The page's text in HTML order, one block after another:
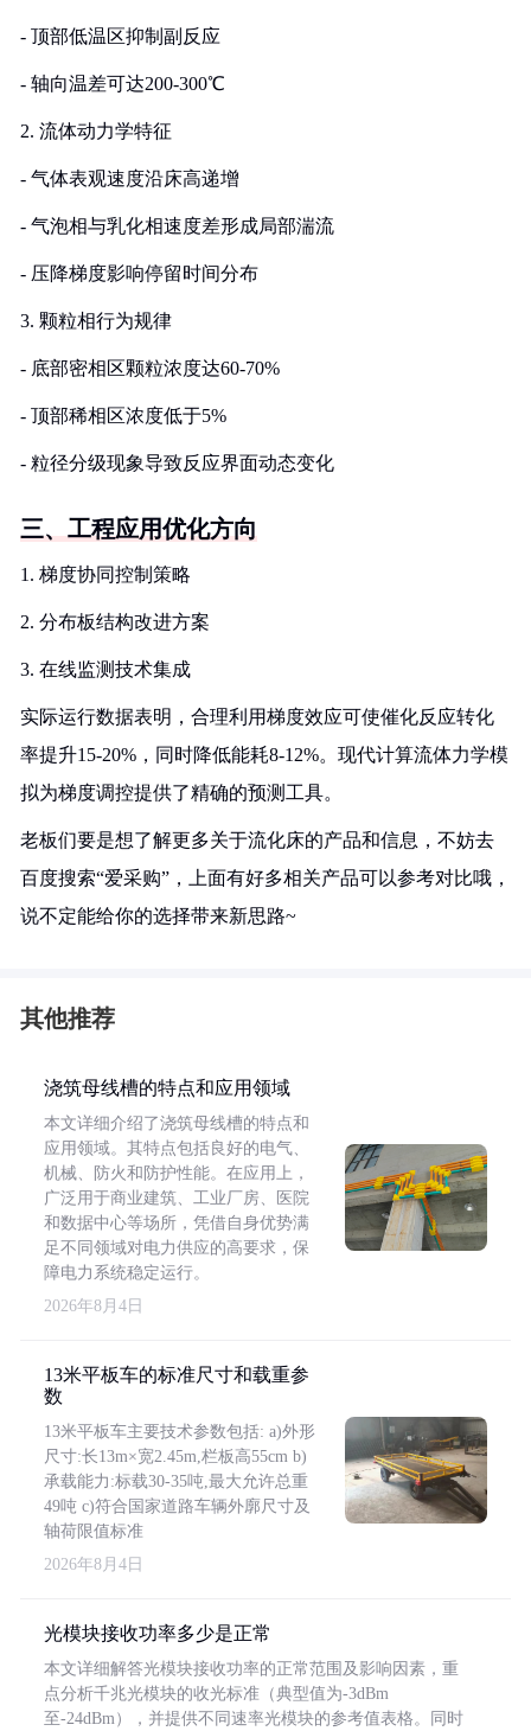
- 顶部低温区抑制副反应
- 轴向温差可达200-300℃
2. 流体动力学特征
- 气体表观速度沿床高递增
- 气泡相与乳化相速度差形成局部湍流
- 压降梯度影响停留时间分布
3. 颗粒相行为规律
- 底部密相区颗粒浓度达60-70%
- 顶部稀相区浓度低于5%
- 粒径分级现象导致反应界面动态变化
三、工程应用优化方向
1. 梯度协同控制策略
2. 分布板结构改进方案
3. 在线监测技术集成
实际运行数据表明，合理利用梯度效应可使催化反应转化
率提升15-20%，同时降低能耗8-12%。现代计算流体力学模
拟为梯度调控提供了精确的预测工具。
老板们要是想了解更多关于流化床的产品和信息，不妨去
百度搜索“爱采购”，上面有好多相关产品可以参考对比哦，
说不定能给你的选择带来新思路~
其他推荐
浇筑母线槽的特点和应用领域
本文详细介绍了浇筑母线槽的特点和
应用领域。其特点包括良好的电气、
机械、防火和防护性能。在应用上，
广泛用于商业建筑、工业厂房、医院
和数据中心等场所，凭借自身优势满
足不同领域对电力供应的高要求，保
障电力系统稳定运行。
2026年8月4日
13米平板车的标准尺寸和载重参
数
13米平板车主要技术参数包括: a)外形
尺寸:长13m×宽2.45m,栏板高55cm b)
承载能力:标载30-35吨,最大允许总重
49吨 c)符合国家道路车辆外廓尺寸及
轴荷限值标准
2026年8月4日
光模块接收功率多少是正常
本文详细解答光模块接收功率的正常范围及影响因素，重
点分析千兆光模块的收光标准（典型值为-3dBm
至-24dBm），并提供不同速率光模块的参考值表格。同时